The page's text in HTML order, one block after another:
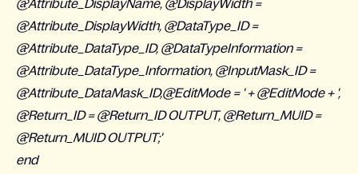
@Attribute_DisplayName, @DisplayWidth =
@Attribute_DisplayWidth, @DataType_ID =
@Attribute_DataType_ID, @DataTypeInformation =
@Attribute_DataType_Information, @InputMask_ID =
@Attribute_DataMask_ID,@EditMode = ' + @EditMode + ',
@Return_ID = @Return_ID OUTPUT, @Return_MUID =
@Return_MUID OUTPUT;'
end